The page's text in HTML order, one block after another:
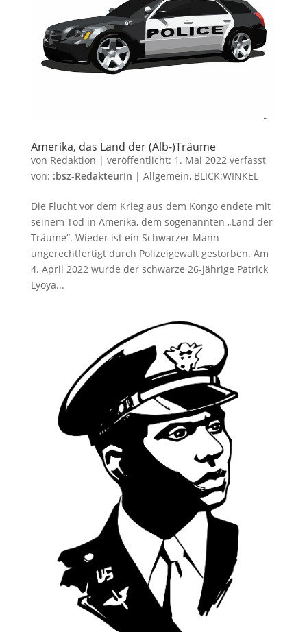
Amerika, das Land der (Alb-)Träume
von Redaktion | veröffentlicht: 1. Mai 2022verfasst
von: :bsz-RedakteurIn | Allgemein, BLICK:WINKEL
Die Flucht vor dem Krieg aus dem Kongo endete mit
seinem Tod in Amerika, dem sogenannten „Land der
Träume“. Wieder ist ein Schwarzer Mann
ungerechtfertigt durch Polizeigewalt gestorben. Am
4. April 2022 wurde der schwarze 26-jährige Patrick
Lyoya...